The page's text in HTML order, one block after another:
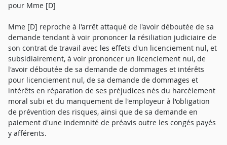
pour Mme [D]
Mme [D] reproche à l'arrêt attaqué de l'avoir déboutée de sa
demande tendant à voir prononcer la résiliation judiciaire de
son contrat de travail avec les effets d'un licenciement nul, et
subsidiairement, à voir prononcer un licenciement nul, de
l'avoir déboutée de sa demande de dommages et intérêts
pour licenciement nul, de sa demande de dommages et
intérêts en réparation de ses préjudices nés du harcèlement
moral subi et du manquement de l'employeur à l'obligation
de prévention des risques, ainsi que de sa demande en
paiement d'une indemnité de préavis outre les congés payés
y afférents.